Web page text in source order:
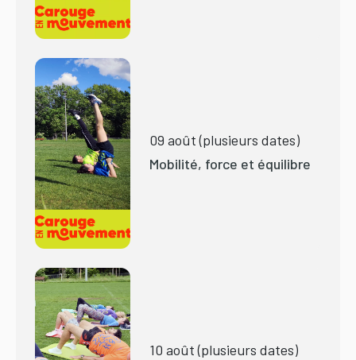
09 août (plusieurs dates)
Mobilité, force et équilibre
10 août (plusieurs dates)